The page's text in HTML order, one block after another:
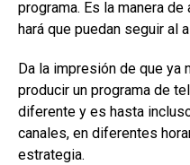
programa. Es la manera
hará que puedan seguir al
Da la impresión de que ya
producir un programa de
diferente y es hasta
canales, en diferentes
estrategia.